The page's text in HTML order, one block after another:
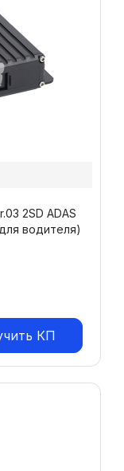
2SD ADAS
водителя)
КП